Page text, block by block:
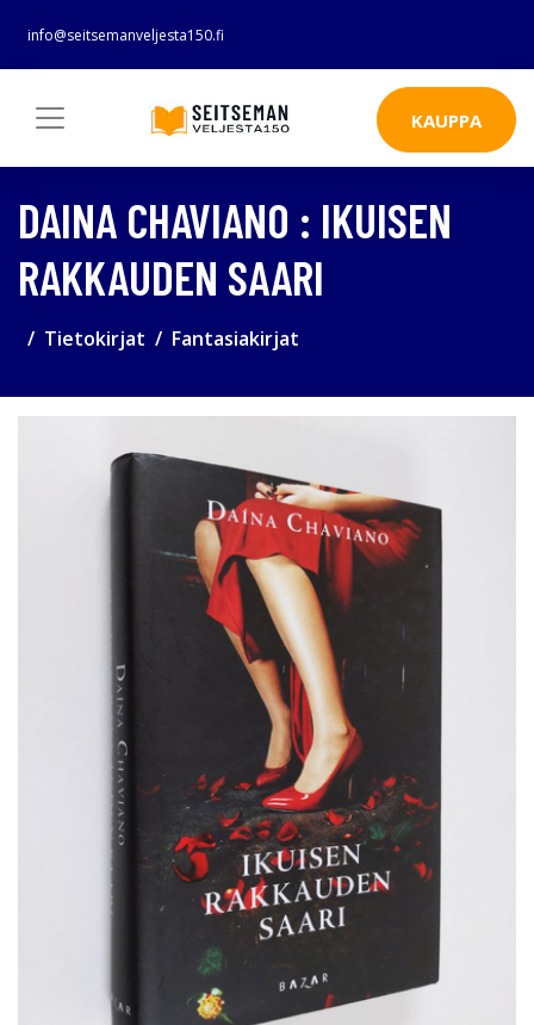
info@seitsemanveljesta150.fi
KAUPPA
DAINA CHAVIANO : IKUISEN
RAKKAUDEN SAARI
Tietokirjat Fantasiakirjat